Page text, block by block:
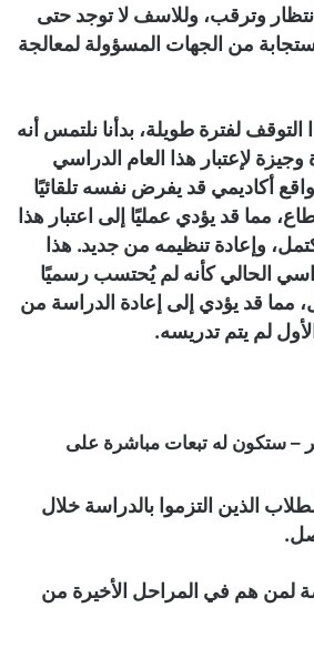
وترقب، وللاسف لا توجد حتى
من الجهات المسؤولة لمعالجة
لفترة طويلة، بدأنا نلتمس أنه
وجيزة لإعتبار هذا العام الدراسي
أكاديمي قد يفرض نفسه تلقائيًا
مما قد يؤدي عمليًا إلى اعتبار هذا
وإعادة تنظيمه من جديد. هذا
الحالي كأنه لم يُحتسب رسميًا
مما قد يؤدي إلى إعادة الدراسة من
لم يتم تدريسه.
– ستكون له تبعات مباشرة على
الذين التزموا بالدراسة خلال
لمن هم في المراحل الأخيرة من